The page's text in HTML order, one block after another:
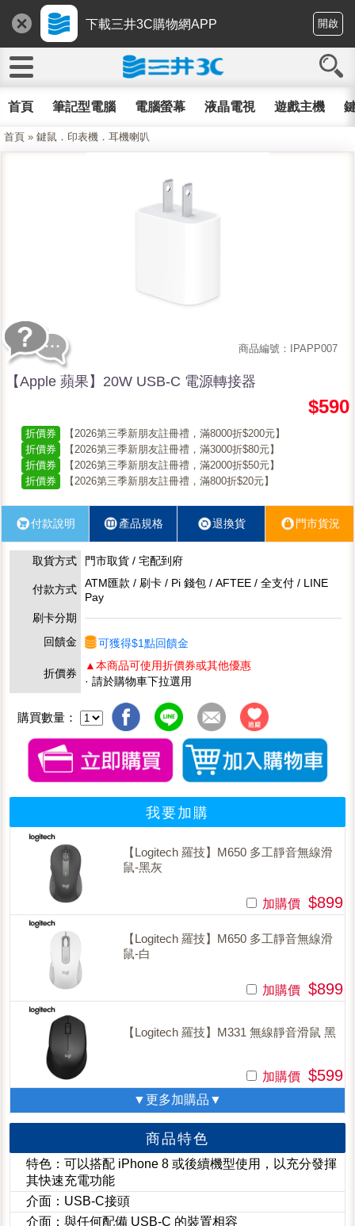
下載三井3C購物網APP 開啟
首頁 筆記型電腦 電腦螢幕 液晶電視 遊戲主機
首頁 » 鍵鼠．印表機．耳機喇叭
商品編號：IPAPP007
【Apple 蘋果】20W USB-C 電源轉接器
$590
折價券
【2026第三季新朋友註冊禮，滿8000折$200元】
折價券
【2026第三季新朋友註冊禮，滿3000折$80元】
折價券
【2026第三季新朋友註冊禮，滿2000折$50元】
折價券
【2026第三季新朋友註冊禮，滿800折$20元】
付款說明 產品規格 退換貨 門市貨況
取貨方式 門市取貨 / 宅配到府
付款方式
ATM匯款 / 刷卡 / Pi 錢包 / AFTEE / 全支付 / LINE
Pay
刷卡分期
回饋金
可獲得$1點回饋金
折價券
▲本商品可使用折價券或其他優惠
· 請於購物車下拉選用
購買數量：
我要加購
【Logitech 羅技】M650 多工靜音無線滑
鼠-黑灰
加購價 $899
【Logitech 羅技】M650 多工靜音無線滑
鼠-白
加購價 $899
【Logitech 羅技】M331 無線靜音滑鼠 黑
加購價 $599
▼更多加購品▼
商品特色
特色：可以搭配 iPhone 8 或後續機型使用，以充分發揮
其快速充電功能
介面：USB-C接頭
介面：與任何配備 USB-C 的裝置相容